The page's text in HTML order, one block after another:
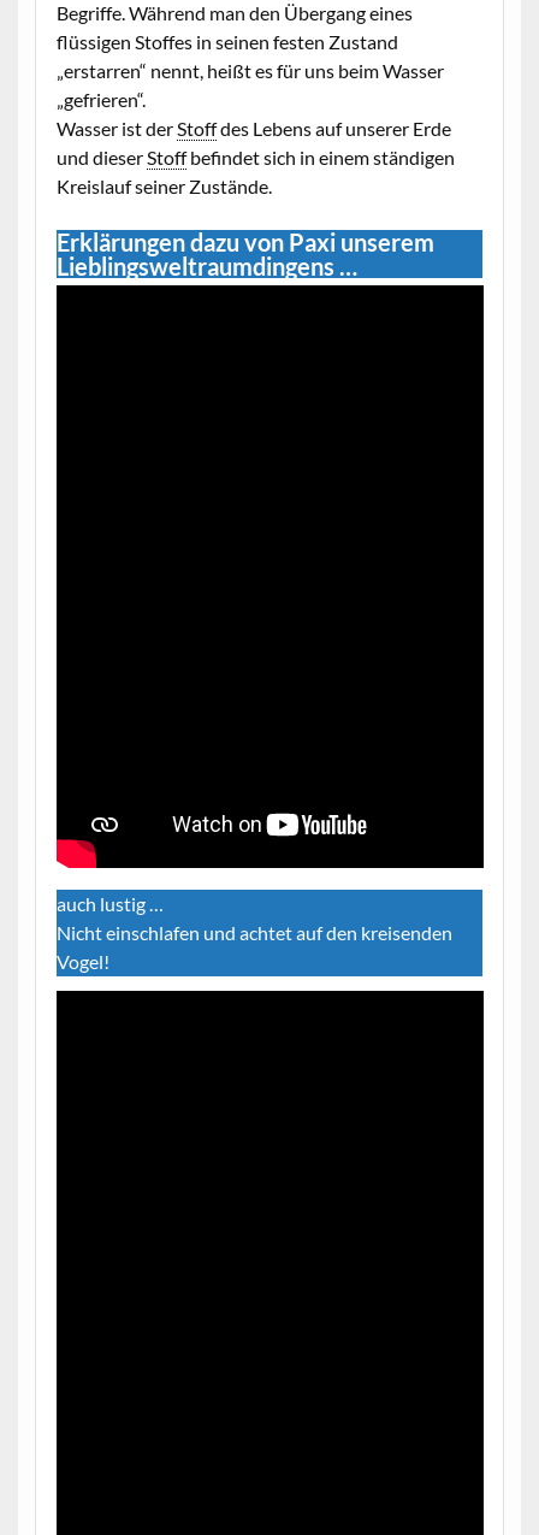
Begriffe. Während man den Übergang eines
flüssigen Stoffes in seinen festen Zustand
„erstarren“ nennt, heißt es für uns beim Wasser
„gefrieren“.
Wasser ist derStoffdes Lebens auf unserer Erde
und dieserStoffbefindet sich in einem ständigen
Kreislauf seiner Zustände.
Erklärungen dazu von Paxi unserem
Lieblingsweltraumdingens …
auch lustig …
Nicht einschlafen und achtet auf den kreisenden
Vogel!